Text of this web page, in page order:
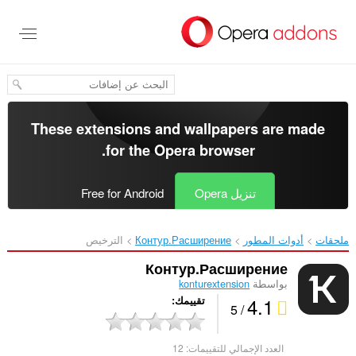
المحتوى
These extensions and wallpapers are made
for theOpera browser
.
تنزيل Opera Free for Android
ملحقات أدوات المطور Контур.Расширение‎ الترخيص
Контур.Расширение
بواسطة konturextension
4.1
/ 5 تقييمك
العدد الإجمالي للتقييمات: 12